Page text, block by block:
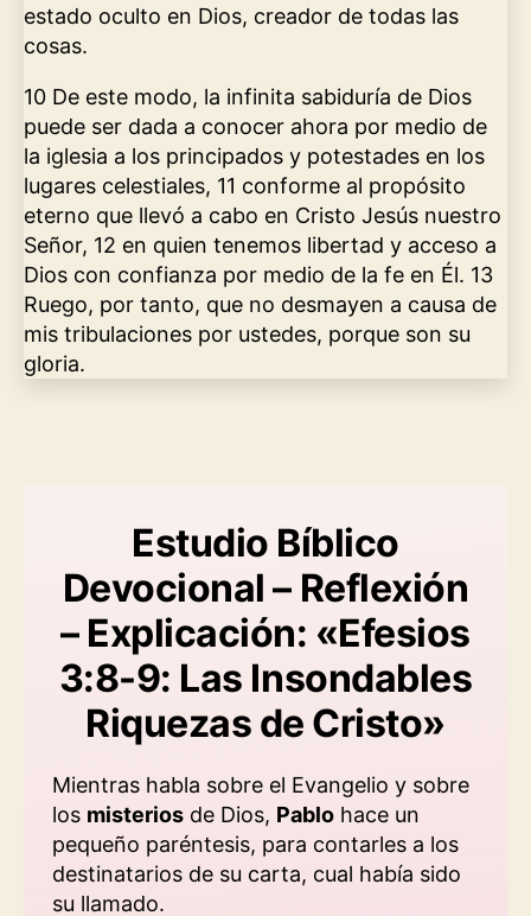
estado oculto en Dios, creador de todas las
cosas.
10 De este modo, la infinita sabiduría de Dios
puede ser dada a conocer ahora por medio de
la iglesia a los principados y potestades en los
lugares celestiales, 11 conforme al propósito
eterno que llevó a cabo en Cristo Jesús nuestro
Señor, 12 en quien tenemos libertad y acceso a
Dios con confianza por medio de la fe en Él. 13
Ruego, por tanto, que no desmayen a causa de
mis tribulaciones por ustedes, porque son su
gloria.
Estudio Bíblico
Devocional – Reflexión
– Explicación: «Efesios
3:8-9: Las Insondables
Riquezas de Cristo»
Mientras habla sobre el Evangelio y sobre
los misterios de Dios, Pablo hace un
pequeño paréntesis, para contarles a los
destinatarios de su carta, cual había sido
su llamado.